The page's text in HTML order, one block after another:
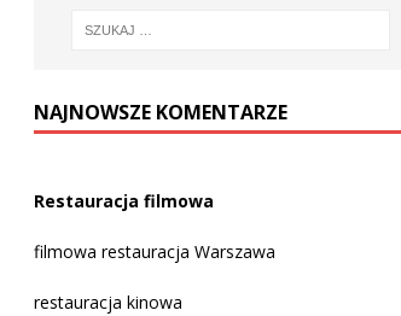
NAJNOWSZE KOMENTARZE
Restauracja filmowa
filmowa restauracja Warszawa
restauracja kinowa